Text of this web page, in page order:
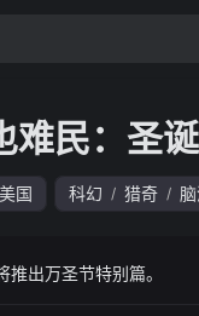
难民：圣
美国 科幻 / 猎奇 /
推出万圣节特别篇。